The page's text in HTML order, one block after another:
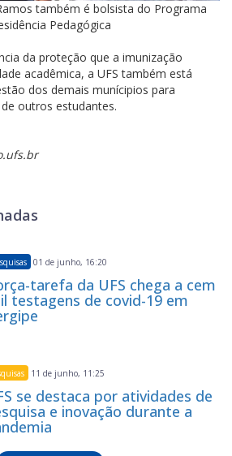
também é bolsista do Programa
Pedagógica
da proteção que a imunização
acadêmica, a UFS também está
dos demais munícipios para
outros estudantes.
01 de junho, 16:20
tarefa da UFS chega a cem
testagens de covid-19 em
11 de junho, 11:25
se destaca por atividades de
e inovação durante a